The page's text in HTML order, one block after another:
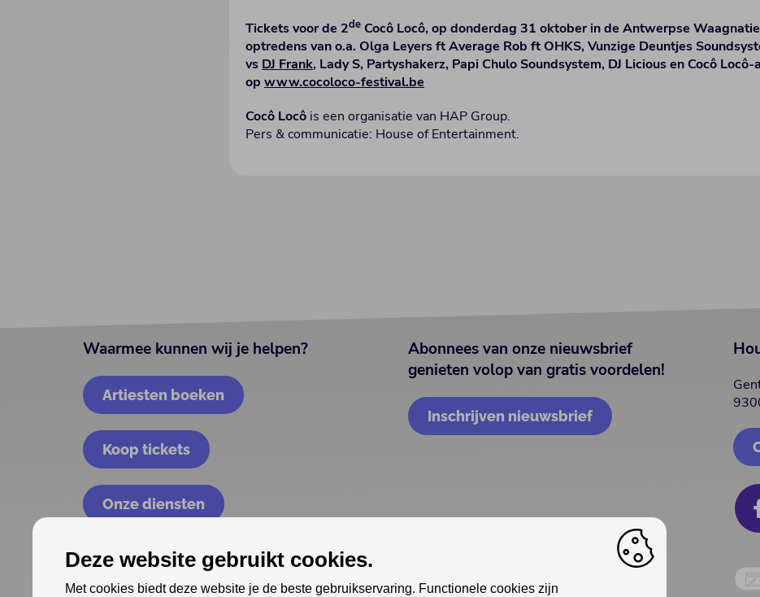
Tickets voor de 2de Cocô Locô, op donderdag 31 oktober in de Antwerpse
optredens van o.a. Olga Leyers ft Average Rob ft OHKS, Vunzige Deuntjes
vs DJ Frank, Lady S, Partyshakerz, Papi Chulo Soundsystem, DJ Licious en Cocô
opwww.cocoloco-festival.be
Cocô Locô is een organisatie van HAP Group.
Pers & communicatie: House of Entertainment.
Waarmee kunnen wij je helpen?
Artiesten boeken
Koop tickets
Onze diensten
Abonnees van onze nieuwsbrief
genieten volop van gratis voordelen!
Inschrijven nieuwsbrief
Deze website gebruikt cookies.
Met cookies biedt deze website je de beste gebruikservaring. Functionele cookies zijn